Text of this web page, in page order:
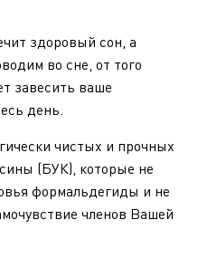
здоровый сон, а
во сне, от того
завесить ваше
день.
чистых и прочных
(БУК), которые не
формальдегиды и не
членов Вашей